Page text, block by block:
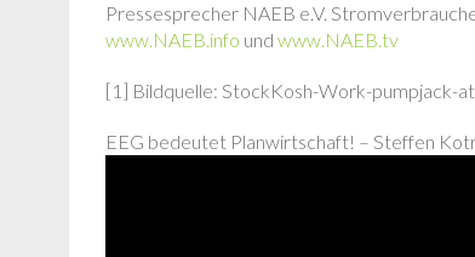
Pressesprecher NAEB e.V.
www.NAEB.info und www.NAEB.tv
[1] Bildquelle: StockKosh-Work-pumpjack-
EEG bedeutet Planwirtschaft! – Steffen